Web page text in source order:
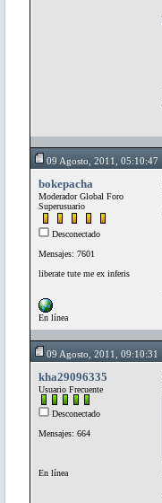
09 Agosto, 2011, 05:10:47
bokepacha
Moderador Global Foro
Superusuario
Desconectado
Mensajes: 7601
liberate tute me ex inferis
En línea
09 Agosto, 2011, 09:10:31
kha29096335
Usuario Frecuente
Desconectado
Mensajes: 664
En línea